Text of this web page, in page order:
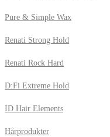
Pure & Simple Wax
Renati Strong Hold
Renati Rock Hard
D:Fi Extreme Hold
ID Hair Elements
Hårprodukter